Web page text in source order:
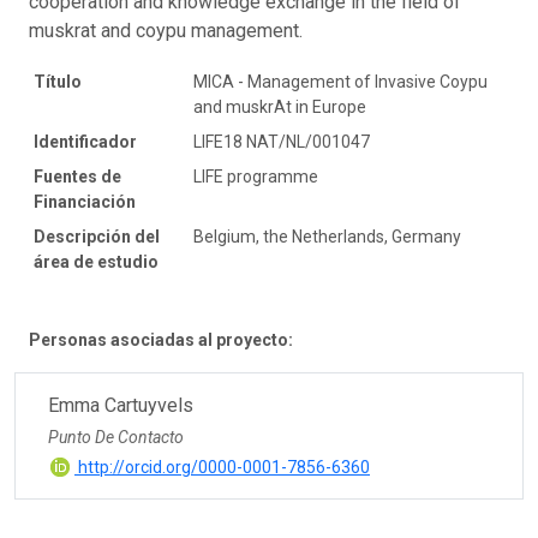
muskrat and coypu management.
Título
MICA - Management of Invasive Coypu
and muskrAt in Europe
Identificador
LIFE18 NAT/NL/001047
Fuentes de
Financiación
LIFE programme
Descripción del
área de estudio
Belgium, the Netherlands, Germany
Personas asociadas al proyecto:
Emma Cartuyvels
Punto De Contacto
http://orcid.org/0000-0001-7856-6360